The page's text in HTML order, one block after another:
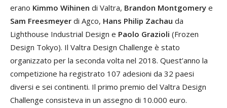
erano Kimmo Wihinen di Valtra, Brandon Montgomery e
Sam Freesmeyer di Agco, Hans Philip Zachau da
Lighthouse Industrial Design e Paolo Grazioli (Frozen
Design Tokyo). Il Valtra Design Challenge è stato
organizzato per la seconda volta nel 2018. Quest’anno la
competizione ha registrato 107 adesioni da 32 paesi
diversi e sei continenti. Il primo premio del Valtra Design
Challenge consisteva in un assegno di 10.000 euro.